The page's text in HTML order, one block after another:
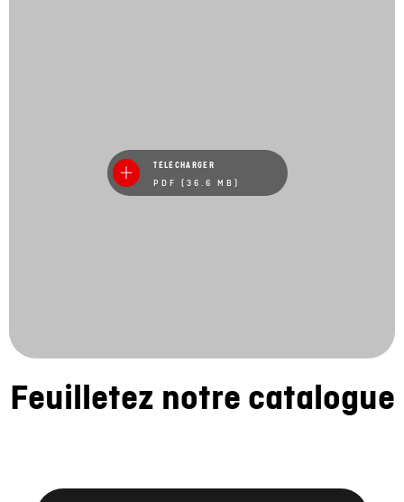
TÉLÉCHARGER
PDF (36.6 MB)
Feuilletez notre catalogue